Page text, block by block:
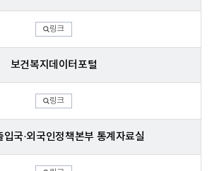
링크
보건복지데이터포털
링크
입국·외국인정책본부 통계자료실